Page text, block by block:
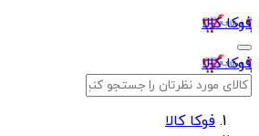
فوکا کالا
فوکا کالا
فوکا کالا